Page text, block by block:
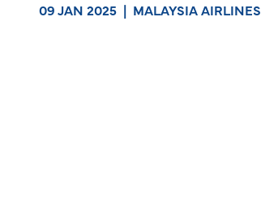
09 JAN 2025 | MALAYSIA AIRLINES